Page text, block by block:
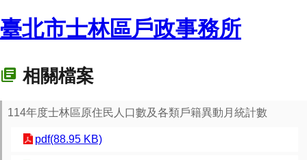
臺北市士林區戶政事務所
相關檔案
114年度士林區原住民人口數及各類戶籍異動月統計數
pdf(88.95 KB)